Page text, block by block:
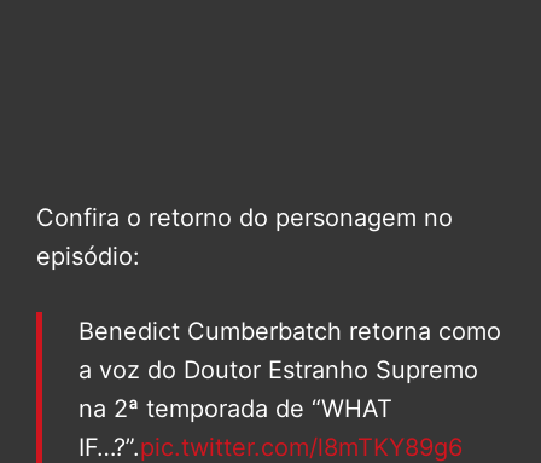
Confira o retorno do personagem no
episódio:
Benedict Cumberbatch retorna como
a voz do Doutor Estranho Supremo
na 2ª temporada de “WHAT
IF…?”.pic.twitter.com/l8mTKY89g6